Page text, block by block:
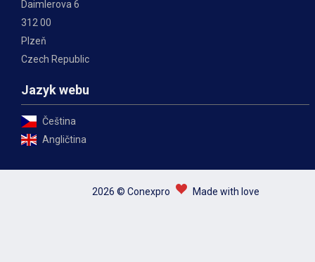
Daimlerova 6
312 00
Plzeň
Czech Republic
Jazyk webu
Čeština
Angličtina
2026 © Conexpro Made with love